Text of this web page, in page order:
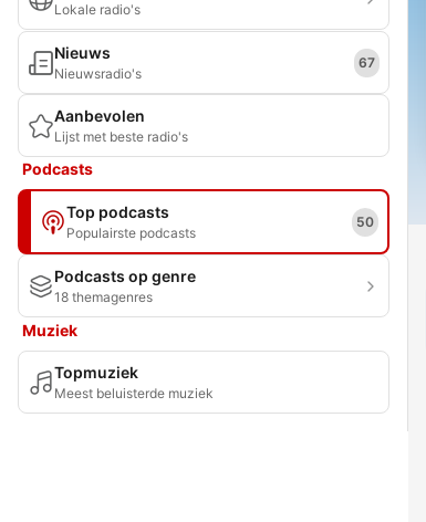
Lokale radio's
Nieuws
Nieuwsradio's
67
Aanbevolen
Lijst met beste radio's
Podcasts
Top podcasts
Populairste podcasts
50
Podcasts op genre
18 themagenres
Muziek
Topmuziek
Meest beluisterde muziek